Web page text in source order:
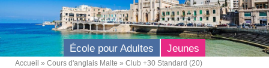
École pour Adultes Jeunes
Accueil Cours d'anglais Malte Club +30 Standard (20)